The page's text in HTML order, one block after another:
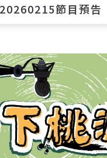
20260215節目預告